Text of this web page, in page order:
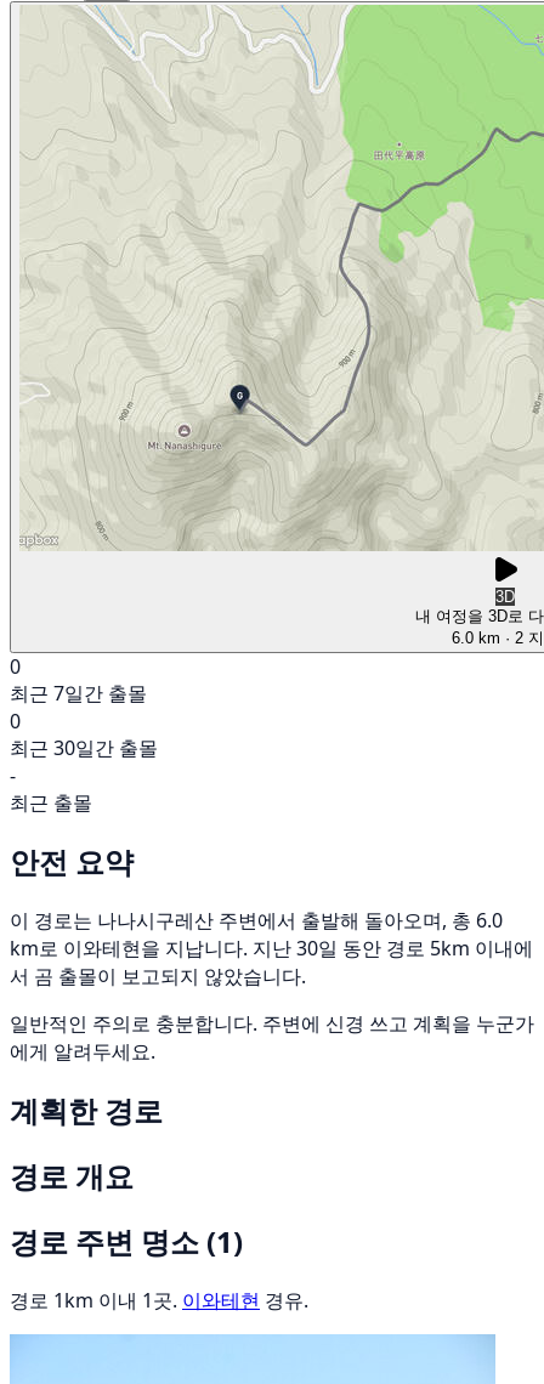
3D
내 여정을 3D로
6.0 km · 2
0
최근 7일간 출몰
0
최근 30일간 출몰
-
최근 출몰
안전 요약
이 경로는 나나시구레산 주변에서 출발해 돌아오며, 총 6.0
km로 이와테현을 지납니다. 지난 30일 동안 경로 5km 이내에
서 곰 출몰이 보고되지 않았습니다.
일반적인 주의로 충분합니다. 주변에 신경 쓰고 계획을 누군가
에게 알려두세요.
계획한 경로
경로 개요
경로 주변 명소 (1)
경로 1km 이내 1곳. 이와테현 경유.